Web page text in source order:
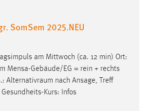
SomSem 2025.NEU
am Mittwoch (ca. 12 min) Ort:
Mensa-Gebäude/EG = rein + rechts
Alternativraum nach Ansage, Treff
Kurs: Infos